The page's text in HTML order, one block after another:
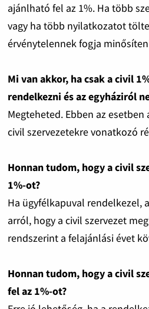
ajánlható fel az 1%. Ha több
vagy ha több nyilatkozatot
érvénytelennek fogja
Mi van akkor, ha csak a civil
rendelkezni és az egyháziról
Megteheted. Ebben az
civil szervezetekre vonatkozó
Honnan tudom, hogy a civil
1%-ot?
Ha ügyfélkapuval rendelkezel,
arról, hogy a civil szervezet
rendszerint a felajánlási évet
Honnan tudom, hogy a civil
fel az 1%-ot?